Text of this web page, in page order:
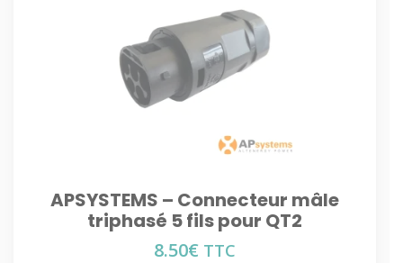
APSYSTEMS – Connecteur mâle
triphasé 5 fils pour QT2
8.50€ TTC